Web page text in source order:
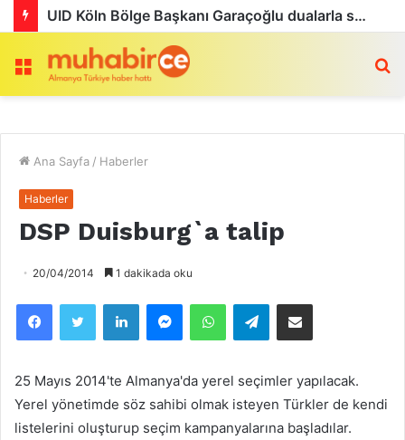
UID Köln Bölge Başkanı Garaçoğlu dualarla son yolculuğuna uğurlandı
Menü
Ana Sayfa / Haberler
Haberler
DSP Duisburg`a talip
20/04/2014 1 dakikada oku
Telegram
25 Mayıs 2014'te Almanya'da yerel seçimler yapılacak.
Yerel yönetimde söz sahibi olmak isteyen Türkler de kendi
listelerini oluşturup seçim kampanyalarına başladılar.